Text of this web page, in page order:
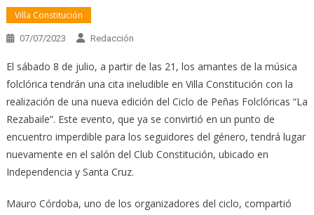
Villa Constitución
07/07/2023 Redacción
El sábado 8 de julio, a partir de las 21, los amantes de la música
folclórica tendrán una cita ineludible en Villa Constitución con la
realización de una nueva edición del Ciclo de Peñas Folclóricas “La
Rezabaile”. Este evento, que ya se convirtió en un punto de
encuentro imperdible para los seguidores del género, tendrá lugar
nuevamente en el salón del Club Constitución, ubicado en
Independencia y Santa Cruz.
Mauro Córdoba, uno de los organizadores del ciclo, compartió